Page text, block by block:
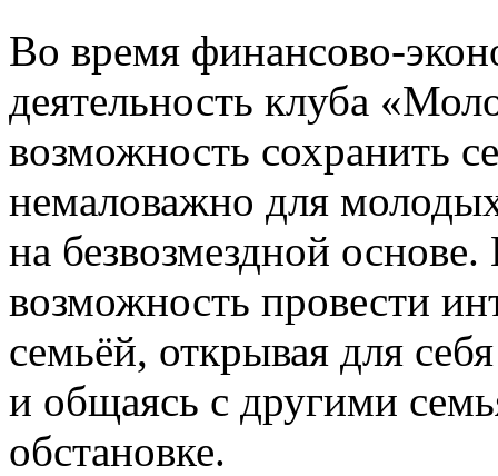
Во время финансово-
деятельность клуба
возможность сохранить
немаловажно для
на безвозмездной
возможность провести
семьёй, открывая для
и общаясь с другими
обстановке.